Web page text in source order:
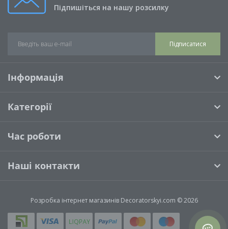
Підпишіться на нашу розсилку
Підписатися
Інформація
Категорії
Час роботи
Наші контакти
Розробка інтернет магазинівDecoratorskyi.com © 2026